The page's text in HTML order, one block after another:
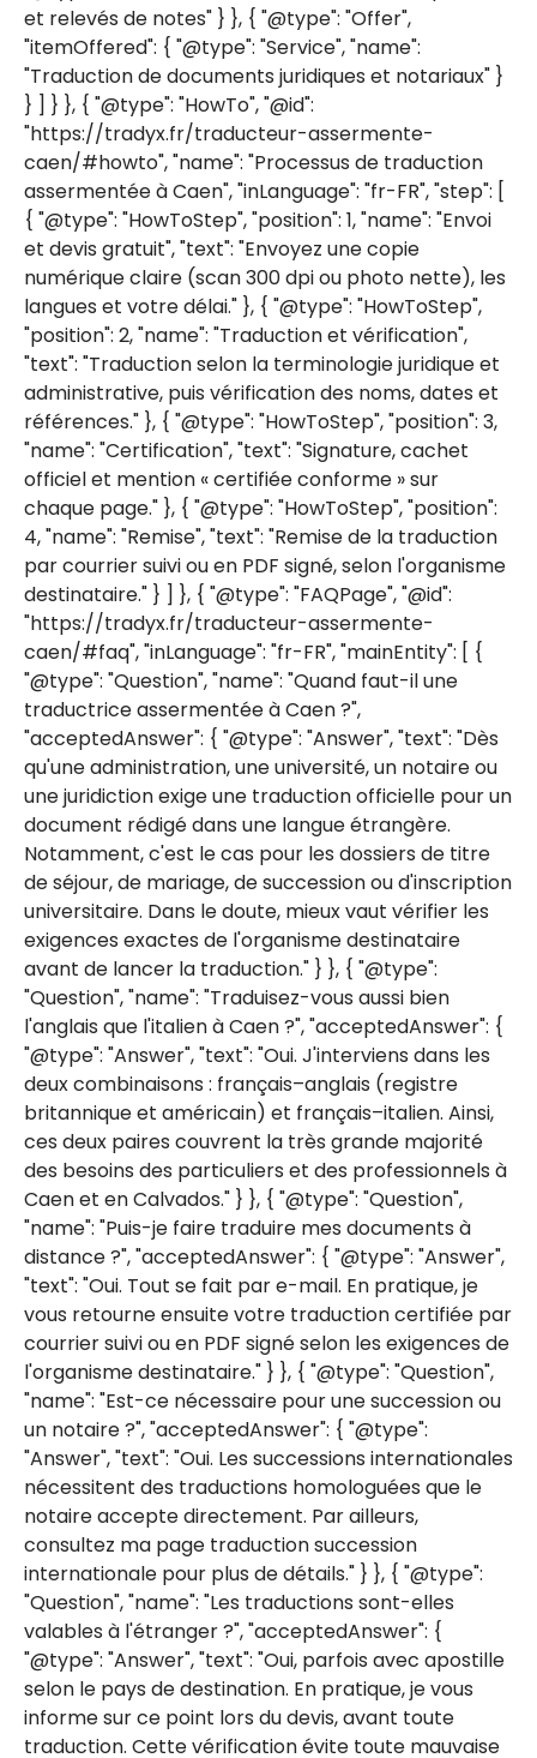
et relevés de notes" } }, { "@type": "Offer",
"itemOffered": { "@type": "Service", "name":
"Traduction de documents juridiques et notariaux" }
} ] } }, { "@type": "HowTo", "@id":
"https://tradyx.fr/traducteur-assermente-
caen/#howto", "name": "Processus de traduction
assermentée à Caen", "inLanguage": "fr-FR", "step": [
{ "@type": "HowToStep", "position": 1, "name": "Envoi
et devis gratuit", "text": "Envoyez une copie
numérique claire (scan 300 dpi ou photo nette), les
langues et votre délai." }, { "@type": "HowToStep",
"position": 2, "name": "Traduction et vérification",
"text": "Traduction selon la terminologie juridique et
administrative, puis vérification des noms, dates et
références." }, { "@type": "HowToStep", "position": 3,
"name": "Certification", "text": "Signature, cachet
officiel et mention « certifiée conforme » sur
chaque page." }, { "@type": "HowToStep", "position":
4, "name": "Remise", "text": "Remise de la traduction
par courrier suivi ou en PDF signé, selon l'organisme
destinataire." } ] }, { "@type": "FAQPage", "@id":
"https://tradyx.fr/traducteur-assermente-
caen/#faq", "inLanguage": "fr-FR", "mainEntity": [ {
"@type": "Question", "name": "Quand faut-il une
traductrice assermentée à Caen ?",
"acceptedAnswer": { "@type": "Answer", "text": "Dès
qu'une administration, une université, un notaire ou
une juridiction exige une traduction officielle pour un
document rédigé dans une langue étrangère.
Notamment, c'est le cas pour les dossiers de titre
de séjour, de mariage, de succession ou d'inscription
universitaire. Dans le doute, mieux vaut vérifier les
exigences exactes de l'organisme destinataire
avant de lancer la traduction." } }, { "@type":
"Question", "name": "Traduisez-vous aussi bien
l'anglais que l'italien à Caen ?", "acceptedAnswer": {
"@type": "Answer", "text": "Oui. J'interviens dans les
deux combinaisons : français–anglais (registre
britannique et américain) et français–italien. Ainsi,
ces deux paires couvrent la très grande majorité
des besoins des particuliers et des professionnels à
Caen et en Calvados." } }, { "@type": "Question",
"name": "Puis-je faire traduire mes documents à
distance ?", "acceptedAnswer": { "@type": "Answer",
"text": "Oui. Tout se fait par e-mail. En pratique, je
vous retourne ensuite votre traduction certifiée par
courrier suivi ou en PDF signé selon les exigences de
l'organisme destinataire." } }, { "@type": "Question",
"name": "Est-ce nécessaire pour une succession ou
un notaire ?", "acceptedAnswer": { "@type":
"Answer", "text": "Oui. Les successions internationales
nécessitent des traductions homologuées que le
notaire accepte directement. Par ailleurs,
consultez ma page traduction succession
internationale pour plus de détails." } }, { "@type":
"Question", "name": "Les traductions sont-elles
valables à l'étranger ?", "acceptedAnswer": {
"@type": "Answer", "text": "Oui, parfois avec apostille
selon le pays de destination. En pratique, je vous
informe sur ce point lors du devis, avant toute
traduction. Cette vérification évite toute mauvaise